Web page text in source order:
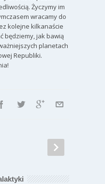
Życzymy im
wracamy do
kolejne kilkanaście
będziemy, jak bawią
planetach
Republiki.